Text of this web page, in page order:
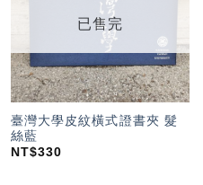
已售完
臺灣大學皮紋橫式證書夾 髮
絲藍
NT$330